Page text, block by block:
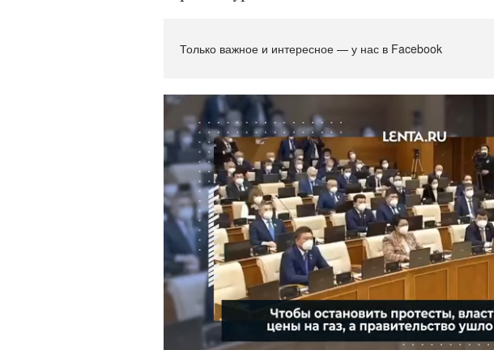
Только важное и интересное — у нас в Facebook